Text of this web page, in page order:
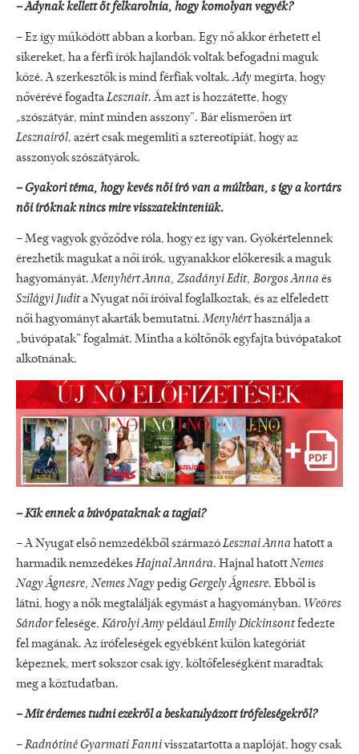
– Adynak kellett őt felkarolnia, hogy komolyan vegyék?
– Ez így működött abban a korban. Egy nő akkor érhetett el
sikereket, ha a férfi írók hajlandók voltak befogadni maguk
közé. A szerkesztők is mind férfiak voltak.Adymegírta, hogy
nővérévé fogadtaLesznait. Ám azt is hozzátette, hogy
„szószátyár, mint minden asszony”. Bár elismerően írt
Lesznairól, azért csak megemlíti a sztereotípiát, hogy az
asszonyok szószátyárok.
– Gyakori téma, hogy kevés női író van a múltban, s így a kortárs
női íróknak nincs mire visszatekinteniük.
– Meg vagyok győződve róla, hogy ez így van. Gyökértelennek
érezhetik magukat a női írók, ugyanakkor előkeresik a maguk
hagyományát.Menyhért Anna, Zsadányi Edit, Borgos Annaés
Szilágyi Judita Nyugat női íróival foglalkoztak, és az elfeledett
női hagyományt akarták bemutatni.Menyhérthasználja a
„búvópatak” fogalmát. Mintha a költőnők egyfajta búvópatakot
alkotnának.
– Kik ennek a búvópataknak a tagjai?
– A Nyugat első nemzedékből származóLesznai Annahatott a
harmadik nemzedékesHajnal Annára. Hajnal hatottNemes
Nagy Ágnesre, Nemes NagypedigGergely Ágnesre. Ebből is
látni, hogy a nők megtalálják egymást a hagyományban. Weöres
Sándorfelesége,Károlyi AmypéldáulEmily Dickinsontfedezte
fel magának. Az írófeleségek egyébként külön kategóriát
képeznek, mert sokszor csak így, költőfeleségként maradtak
meg a köztudatban.
– Mit érdemes tudni ezekről a beskatulyázott írófeleségekről?
–Radnótiné Gyarmati Fannivisszatartotta a naplóját, hogy csak